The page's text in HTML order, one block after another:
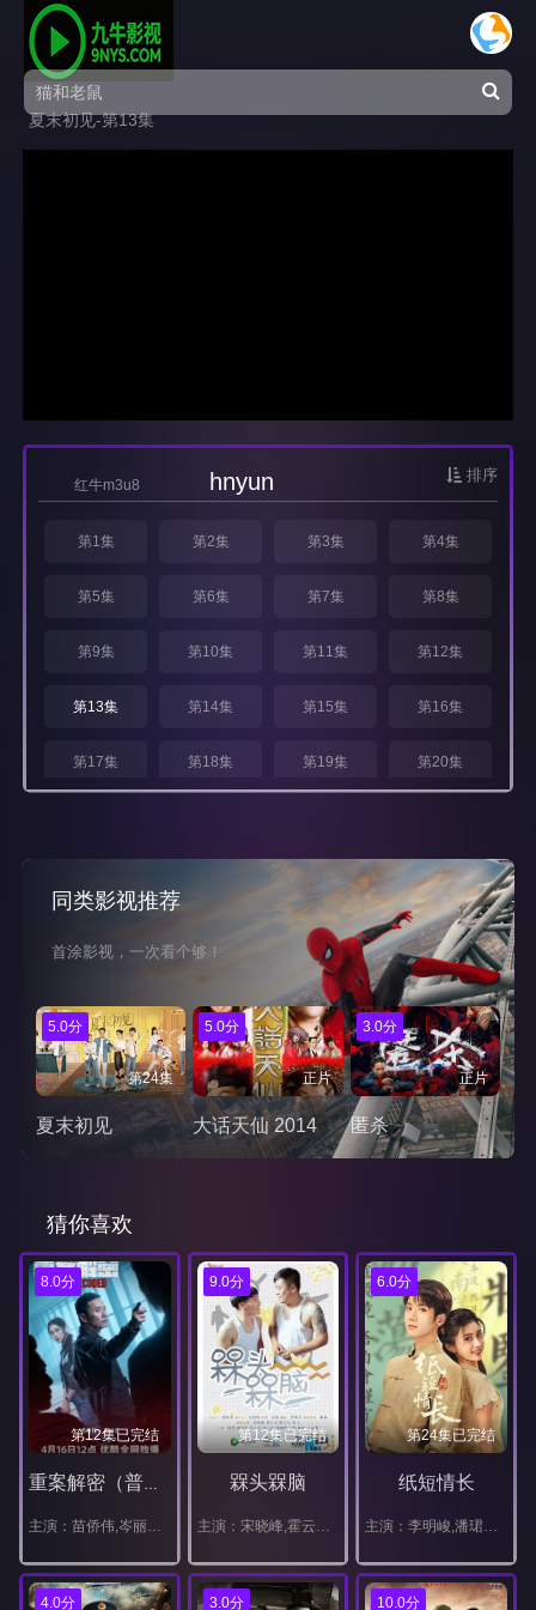
夏末初见-第13集
排序
红牛m3u8 hnyun
第1集 第2集 第3集 第4集
第5集 第6集 第7集 第8集
第9集 第10集 第11集 第12集
第13集 第14集 第15集 第16集
第17集 第18集 第19集 第20集
同类影视推荐
首涂影视，一次看个够！
5.0分
第24集
夏末初见
5.0分
正片
大话天仙 2014
3.0分
正片
匿杀
猜你喜欢
8.0分
第12集已完结
9.0分
第12集已完结
槑头槑脑
6.0分
第24集已完结
纸短情长
4.0分 3.0分 10.0分